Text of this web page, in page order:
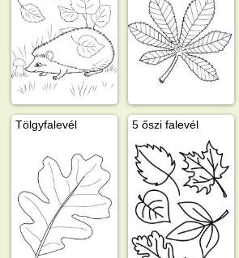
Tölgyfalevél 5 őszi falevél